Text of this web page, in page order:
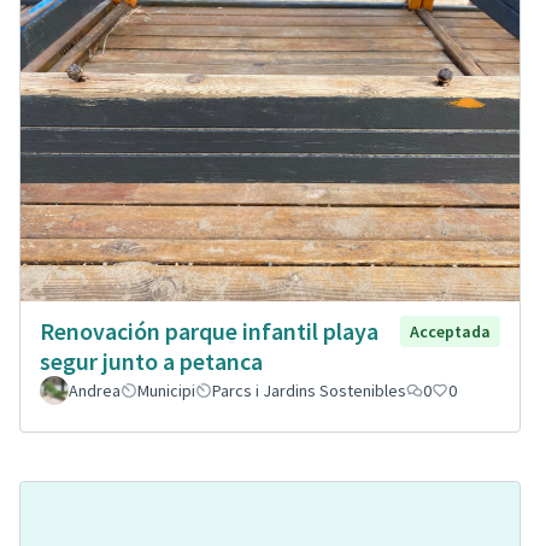
Renovación parque infantil playa
segur junto a petanca
Acceptada
Andrea Municipi Parcs i Jardins Sostenibles 0 0